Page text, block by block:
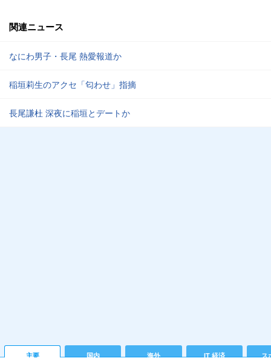
関連ニュース
なにわ男子・長尾 熱愛報道か
稲垣莉生のアクセ「匂わせ」指摘
長尾謙杜 深夜に稲垣とデートか
主要 国内 海外 IT 経済 ス